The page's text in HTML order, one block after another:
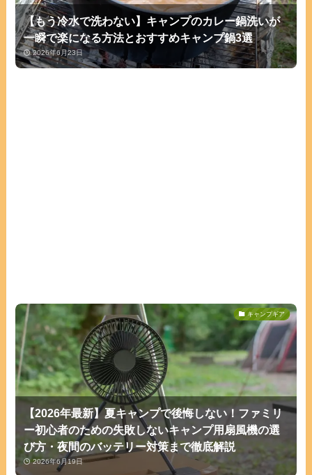
【もう冷水で洗わない】キャンプのカレー鍋洗いが
一瞬で楽になる方法とおすすめキャンプ鍋3選
2026年6月23日
キャンプギア
【2026年最新】夏キャンプで後悔しない！ファミリ
ー初心者のための失敗しないキャンプ用扇風機の選
び方・夜間のバッテリー対策まで徹底解説
2026年6月19日